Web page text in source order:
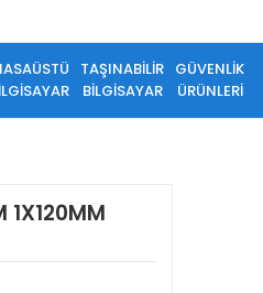
TAŞINABİLİR
BİLGİSAYAR
GÜVENLİK
ÜRÜNLERİ
1X120MM